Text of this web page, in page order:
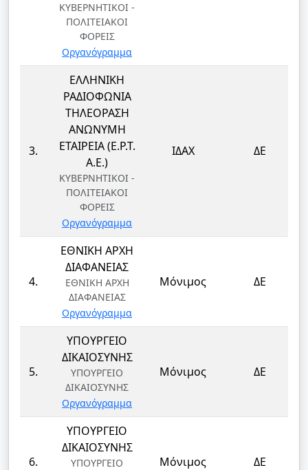
ΚΥΒΕΡΝΗΤΙΚΟΙ -
ΠΟΛΙΤΕΙΑΚΟΙ
ΦΟΡΕΙΣ
Οργανόγραμμα
3.
ΕΛΛΗΝΙΚΗ
ΡΑΔΙΟΦΩΝΙΑ
ΤΗΛΕΟΡΑΣΗ
ΑΝΩΝΥΜΗ
ΕΤΑΙΡΕΙΑ (Ε.Ρ.Τ.
Α.Ε.)
ΚΥΒΕΡΝΗΤΙΚΟΙ -
ΠΟΛΙΤΕΙΑΚΟΙ
ΦΟΡΕΙΣ
Οργανόγραμμα
ΙΔΑΧ ΔΕ
4.
ΕΘΝΙΚΗ ΑΡΧΗ
ΔΙΑΦΑΝΕΙΑΣ
ΕΘΝΙΚΗ ΑΡΧΗ
ΔΙΑΦΑΝΕΙΑΣ
Οργανόγραμμα
Μόνιμος ΔΕ
5.
ΥΠΟΥΡΓΕΙΟ
ΔΙΚΑΙΟΣΥΝΗΣ
ΥΠΟΥΡΓΕΙΟ
ΔΙΚΑΙΟΣΥΝΗΣ
Οργανόγραμμα
Μόνιμος ΔΕ
6.
ΥΠΟΥΡΓΕΙΟ
ΔΙΚΑΙΟΣΥΝΗΣ
ΥΠΟΥΡΓΕΙΟ
Μόνιμος ΔΕ